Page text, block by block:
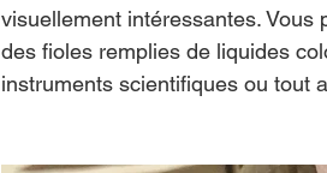
visuellement intéressantes.
des fioles remplies de liquides
instruments scientifiques ou tout